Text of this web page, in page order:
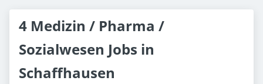
4 Medizin / Pharma /
Sozialwesen Jobs in
Schaffhausen